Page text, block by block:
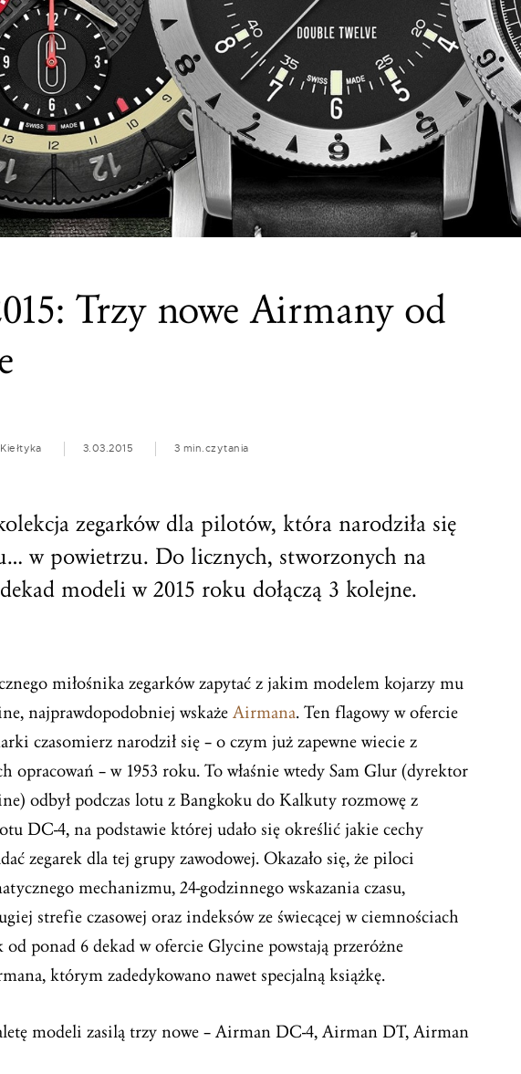
Trzy nowe Airmany od
3.03.2015 3 min.czytania
zegarków dla pilotów, która narodziła się
w powietrzu. Do licznych, stworzonych na
modeli w 2015 roku dołączą 3 kolejne.
miłośnika zegarków zapytać z jakim modelem kojarzy mu
najprawdopodobniej wskaże Airmana. Ten flagowy w ofercie
czasomierz narodził się – o czym już zapewne wiecie z
opracowań – w 1953 roku. To właśnie wtedy Sam Glur (dyrektor
odbył podczas lotu z Bangkoku do Kalkuty rozmowę z
DC-4, na podstawie której udało się określić jakie cechy
zegarek dla tej grupy zawodowej. Okazało się, że piloci
mechanizmu, 24-godzinnego wskazania czasu,
strefie czasowej oraz indeksów ze świecącej w ciemnościach
ponad 6 dekad w ofercie Glycine powstają przeróżne
którym zadedykowano nawet specjalną książkę.
modeli zasilą trzy nowe – Airman DC-4, Airman DT, Airman